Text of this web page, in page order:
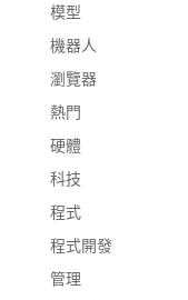
模型
機器人
瀏覽器
熱門
硬體
科技
程式
程式開發
管理